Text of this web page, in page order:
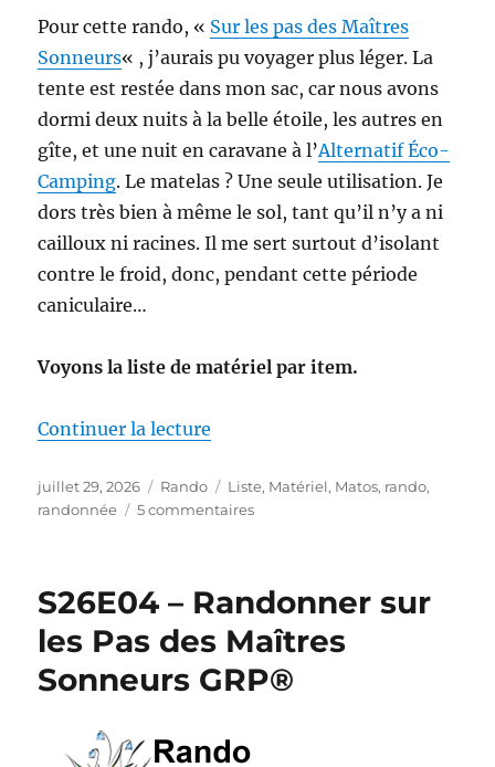
Pour cette rando, « Sur les pas des Maîtres
Sonneurs« , j’aurais pu voyager plus léger. La
tente est restée dans mon sac, car nous avons
dormi deux nuits à la belle étoile, les autres en
gîte, et une nuit en caravane à l’Alternatif Éco-
Camping. Le matelas ? Une seule utilisation. Je
dors très bien à même le sol, tant qu’il n’y a ni
cailloux ni racines. Il me sert surtout d’isolant
contre le froid, donc, pendant cette période
caniculaire…
Voyons la liste de matériel par item.
Continuer la lecture
Publié
le
juillet 29, 2026 Catégories
Rando Étiquettes
Liste, Matériel, Matos, rando,
randonnée
5 commentairessur
la
:
sur
les
S26E04 – Randonner sur
les Pas des Maîtres
Sonneurs GRP®